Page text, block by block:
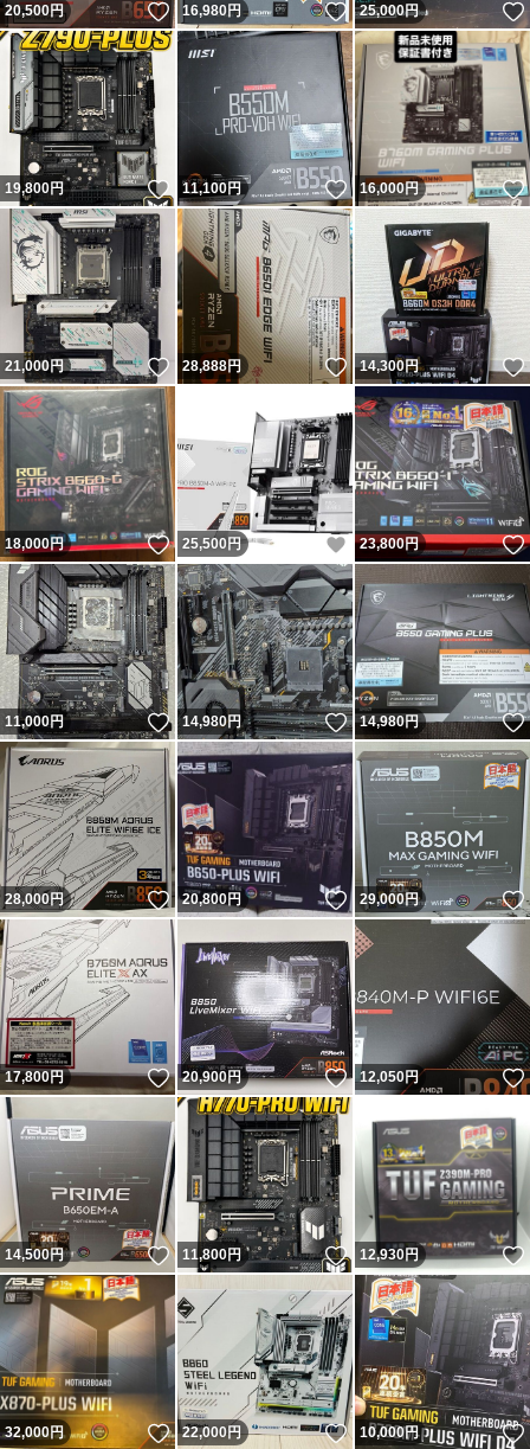
20,500円 いいね！
16,980円 いいね！
25,000円
19,800円 いいね！
11,100円 いいね！
16,000円
21,000円 いいね！
28,888円 いいね！
14,300円
18,000円 いいね！
25,500 円 いいね！
23,800円
11,000円 いいね！
14,980円 いいね！
14,980円
28,000円 いいね！
20,800円 いいね！
29,000円
17,800円 いいね！
20,900円 いいね！
12,050円
14,500円 いいね！
11,800円 いいね！
12,930円
32,000円 いいね！
22,000円 いいね！
10,000円